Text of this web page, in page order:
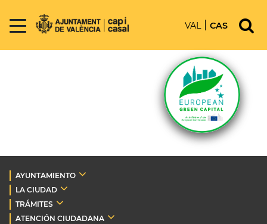
VAL CAS
AYUNTAMIENTO
LA CIUDAD
TRÁMITES
ATENCIÓN CIUDADANA